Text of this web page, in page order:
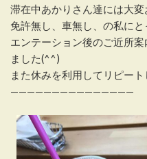
滞在中あかりさん達には大変
免許無し、車無し、の私に
エンテーション後のご近所
ました(^^)
また休みを利用してリピート
———————————————